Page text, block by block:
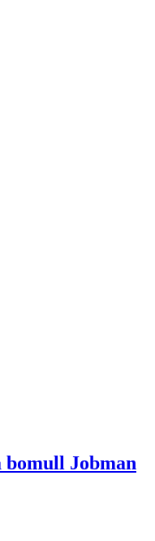
bomull Jobman